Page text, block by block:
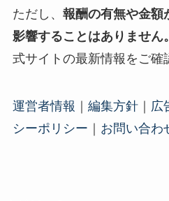
ただし、 報酬の有無や金額
影響することはありません。
式サイトの最新情報をご確
運営者情報 編集方針｜ 広
シーポリシー
お問い合わ